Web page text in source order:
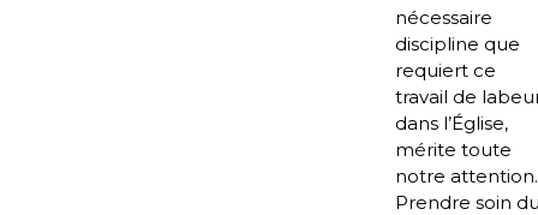
nécessaire
discipline que
requiert ce
travail de
dans l’Église,
mérite toute
notre attention.
Prendre soin